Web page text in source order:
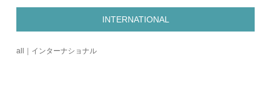
INTERNATIONAL
all｜インターナショナル